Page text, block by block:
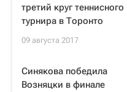
третий круг теннисного
турнира в Торонто
09 августа 2017
Синякова победила
Возняцки в финале